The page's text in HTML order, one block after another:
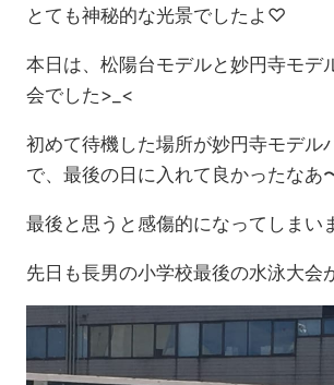
とても神秘的な光景でしたよ♡
本日は、松陽台モデルと妙円寺モデ
会でした>_<
初めて待機した場所が妙円寺モデル
で、最後の日に入れて良かったなあ
最後と思うと感傷的になってしまい
先日も長男の小学校最後の水泳大会